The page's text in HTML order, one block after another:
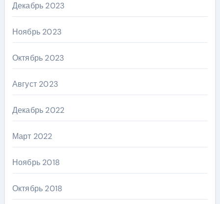
Декабрь 2023
Ноябрь 2023
Октябрь 2023
Август 2023
Декабрь 2022
Март 2022
Ноябрь 2018
Октябрь 2018